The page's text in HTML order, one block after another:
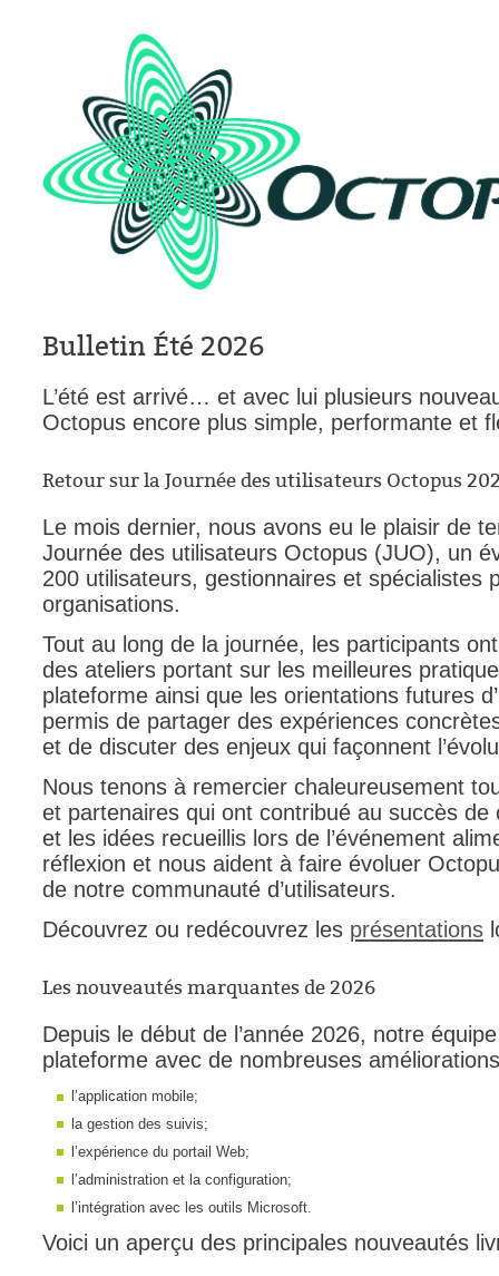
Configurations
Coup de coeur
EntraID
Équipes non TI
externe
FAQ
Fichiers
Foire aux
Formations
Formulaire
Gestion des
Gestion des
groupe
groupes
IA
Importation-
interéquipe
Interne
Bulletin Été 2026
L’été est arrivé… et avec lui plusieurs
Octopus encore plus simple, performante et
Retour sur la Journée des utilisateurs Octopus
Le mois dernier, nous avons eu le plaisir de
Journée des utilisateurs Octopus (JUO), un
200 utilisateurs, gestionnaires et spécialistes
organisations.
Tout au long de la journée, les participants
des ateliers portant sur les meilleures
plateforme ainsi que les orientations futures
permis de partager des expériences
et de discuter des enjeux qui façonnent
Nous tenons à remercier chaleureusement
et partenaires qui ont contribué au succès
et les idées recueillis lors de l’événement
réflexion et nous aident à faire évoluer
de notre communauté d’utilisateurs.
Découvrez ou redécouvrez les présentations
Les nouveautés marquantes de 2026
Depuis le début de l’année 2026, notre
plateforme avec de nombreuses
l’application mobile;
la gestion des suivis;
l’expérience du portail Web;
l’administration et la configuration;
l’intégration avec les outils Microsoft.
Voici un aperçu des principales nouveautés